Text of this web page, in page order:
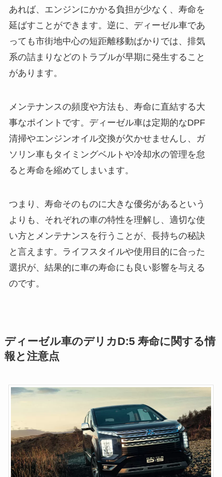
あれば、エンジンにかかる負担が少なく、寿命を
延ばすことができます。逆に、ディーゼル車であ
っても市街地中心の短距離移動ばかりでは、排気
系の詰まりなどのトラブルが早期に発生すること
があります。
メンテナンスの頻度や方法も、寿命に直結する大
事なポイントです。ディーゼル車は定期的なDPF
清掃やエンジンオイル交換が欠かせませんし、ガ
ソリン車もタイミングベルトや冷却水の管理を怠
ると寿命を縮めてしまいます。
つまり、寿命そのものに大きな優劣があるという
よりも、それぞれの車の特性を理解し、適切な使
い方とメンテナンスを行うことが、長持ちの秘訣
と言えます。ライフスタイルや使用目的に合った
選択が、結果的に車の寿命にも良い影響を与える
のです。
ディーゼル車のデリカD:5 寿命に関する情
報と注意点